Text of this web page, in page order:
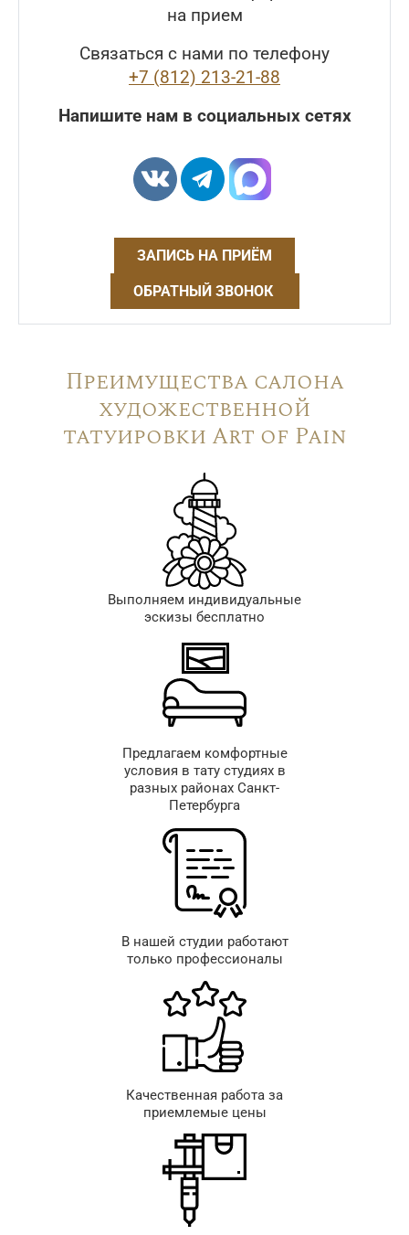
на прием
Связаться с нами по телефону
+7 (812) 213-21-88
Напишите нам в социальных сетях
ЗАПИСЬ НА ПРИЁМ
ОБРАТНЫЙ ЗВОНОК
Преимущества салона
художественной
татуировки Art of Pain
Выполняем индивидуальные
эскизы бесплатно
Предлагаем комфортные
условия в тату студиях в
разных районах Санкт-
Петербурга
В нашей студии работают
только профессионалы
Качественная работа за
приемлемые цены